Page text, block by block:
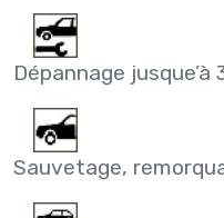
Dépannage jusque’à
Sauvetage,